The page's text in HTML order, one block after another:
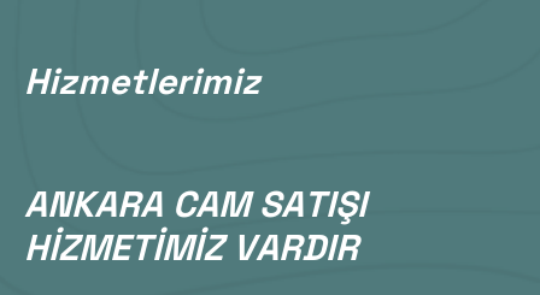
Hizmetlerimiz
ANKARA CAM SATIŞI
HİZMETİMİZ VARDIR